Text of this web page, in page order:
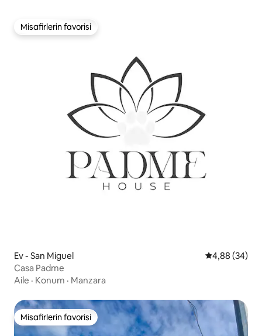
Misafirlerin favorisi
Misafirlerin favorisi
Ev - San Miguel 5 üzerinden
4,88 (34)
Casa Padme
Aile · Konum · Manzara
Misafirlerin favorisi
Misafirlerin favorisi